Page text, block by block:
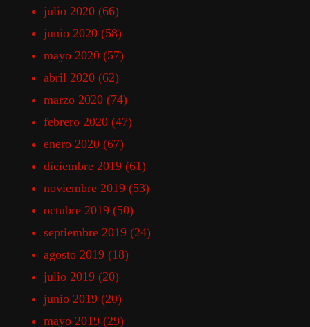
julio 2020 (66)
junio 2020 (58)
mayo 2020 (57)
abril 2020 (62)
marzo 2020 (74)
febrero 2020 (47)
enero 2020 (67)
diciembre 2019 (61)
noviembre 2019 (53)
octubre 2019 (50)
septiembre 2019 (24)
agosto 2019 (18)
julio 2019 (20)
junio 2019 (20)
mayo 2019 (29)